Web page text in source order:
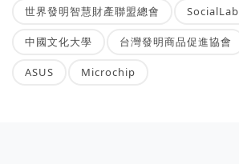
世界發明智慧財產聯盟總會 SocialLab
中國文化大學 台灣發明商品促進協會
ASUS Microchip